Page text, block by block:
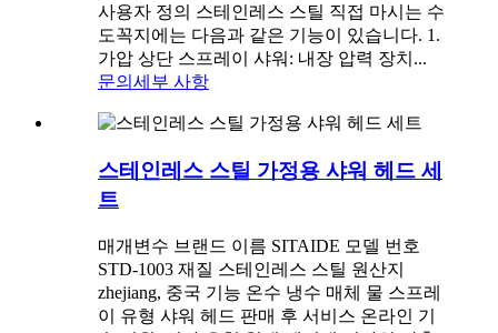
사용자 정의 스테인레스 스틸 직접 마시는 수
도꼭지에는 다음과 같은 기능이 있습니다. 1.
가압 상단 스프레이 샤워: 내장 압력 장치...
문의 세부 사항
스테인레스 스틸 가정용 샤워 헤드 세
트
매개변수 브랜드 이름 SITAIDE 모델 번호
STD-1003 재질 스테인레스 스틸 원산지
zhejiang, 중국 기능 온수 냉수 매체 물 스프레
이 유형 샤워 헤드 판매 후 서비스 온라인 기